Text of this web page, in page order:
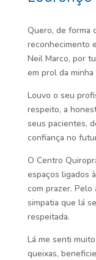
Quero, de forma
reconhecimento
Neil Marco, por
em prol da minha
Louvo o seu
respeito, a
seus pacientes,
confiança no
O Centro
espaços ligados
com prazer.
simpatia que lá
respeitada.
Lá me senti
queixas,